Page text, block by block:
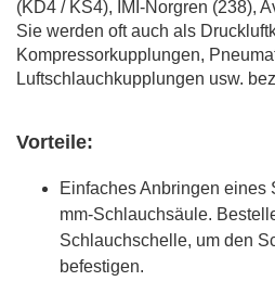
(KD4 / KS4), IMI-Norgren (238),
Sie werden oft auch als
Kompressorkupplungen,
Luftschlauchkupplungen usw.
Vorteile:
Einfaches Anbringen eines
mm-Schlauchsäule.
Schlauchschelle, um den
befestigen.